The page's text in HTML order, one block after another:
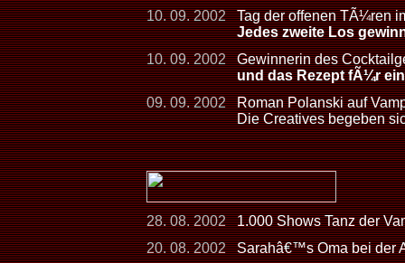
10. 09. 2002
Tag der offenen TÃ¼ren
Jedes zweite Los
10. 09. 2002
Gewinnerin des
und das Rezept fÃ¼r
09. 09. 2002
Roman Polanski auf
Die Creatives begeben
28. 08. 2002
1.000 Shows Tanz der
20. 08. 2002
Sarahâ€™s Oma bei der